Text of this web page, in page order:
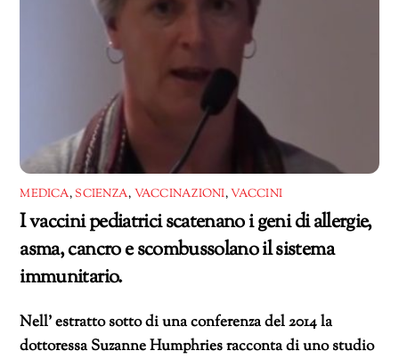
MEDICA,SCIENZA, VACCINAZIONI,VACCINI
I vaccini pediatrici scatenano i geni di allergie,
asma, cancro e scombussolano il sistema
immunitario.
Nell’ estratto sotto di una conferenza del 2014 la
dottoressa Suzanne Humphries racconta di uno studio